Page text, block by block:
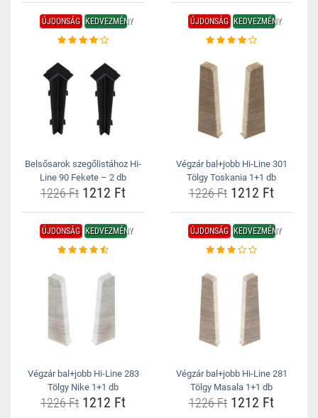
ÚJDONSÁG KEDVEZMÉNY
Belsősarok szegőlistához Hi-
Line 90 Fekete – 2 db
1226 Ft 1212 Ft
ÚJDONSÁG KEDVEZMÉNY
Végzár bal+jobb Hi-Line 301
Tölgy Toskania 1+1 db
1226 Ft 1212 Ft
ÚJDONSÁG KEDVEZMÉNY
Végzár bal+jobb Hi-Line 283
Tölgy Nike 1+1 db
1226 Ft 1212 Ft
ÚJDONSÁG KEDVEZMÉNY
Végzár bal+jobb Hi-Line 281
Tölgy Masala 1+1 db
1226 Ft 1212 Ft